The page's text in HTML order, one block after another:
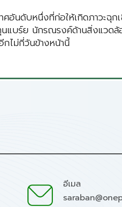
อันดับหนึ่งที่ก่อให้เกิดภาวะฉุ
บร์ย นักรณรงค์ด้านสิ่งแวดล้
กไม่กี่วันข้างหน้านี้
อีเมล